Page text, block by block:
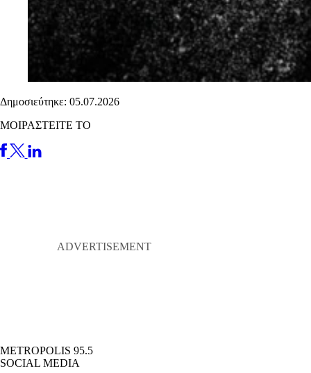
Δημοσιεύτηκε: 05.07.2026
ΜΟΙΡΑΣΤΕΙΤΕ ΤΟ
METROPOLIS 95.5
SOCIAL MEDIA